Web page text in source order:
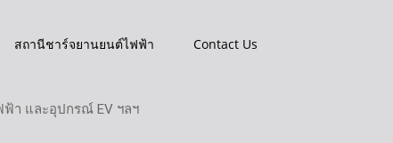
สถานีชาร์จยานยนต์ไฟฟ้า
Contact Us
ฟ้า และอุปกรณ์ EV ฯลฯ